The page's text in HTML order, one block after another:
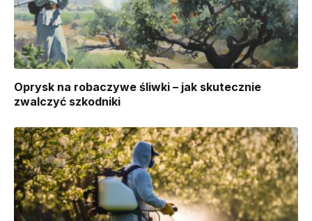
Oprysk na robaczywe śliwki – jak skutecznie
zwalczyć szkodniki